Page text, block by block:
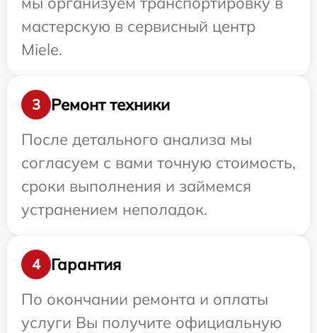
мастерскую в сервисный центр
Miele.
3
Ремонт техники
После детального анализа мы
согласуем с вами точную стоимость,
сроки выполнения и займемся
устранением неполадок.
4
Гарантия
По окончании ремонта и оплаты
услуги Вы получите официальную